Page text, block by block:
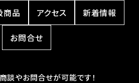
商品 アクセス 新着情報
お問合せ
談やお問合せが可能です！